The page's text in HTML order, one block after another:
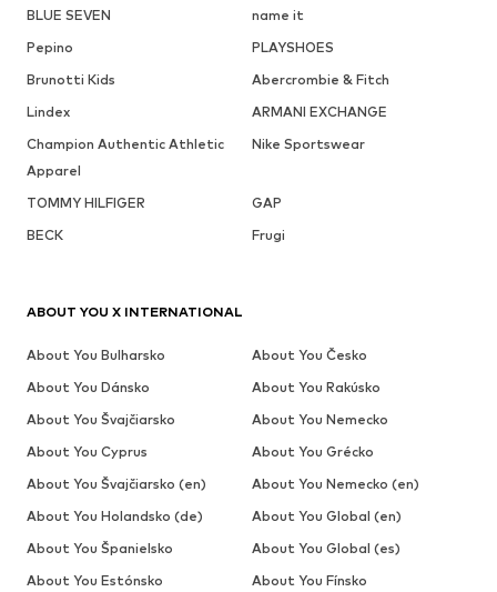
BLUE SEVEN
name it
Pepino
PLAYSHOES
Brunotti Kids
Abercrombie & Fitch
Lindex
ARMANI EXCHANGE
Champion Authentic Athletic
Apparel
Nike Sportswear
TOMMY HILFIGER
GAP
BECK
Frugi
ABOUT YOU X INTERNATIONAL
About You Bulharsko
About You Česko
About You Dánsko
About You Rakúsko
About You Švajčiarsko
About You Nemecko
About You Cyprus
About You Grécko
About You Švajčiarsko (en)
About You Nemecko (en)
About You Holandsko (de)
About You Global (en)
About You Španielsko
About You Global (es)
About You Estónsko
About You Fínsko